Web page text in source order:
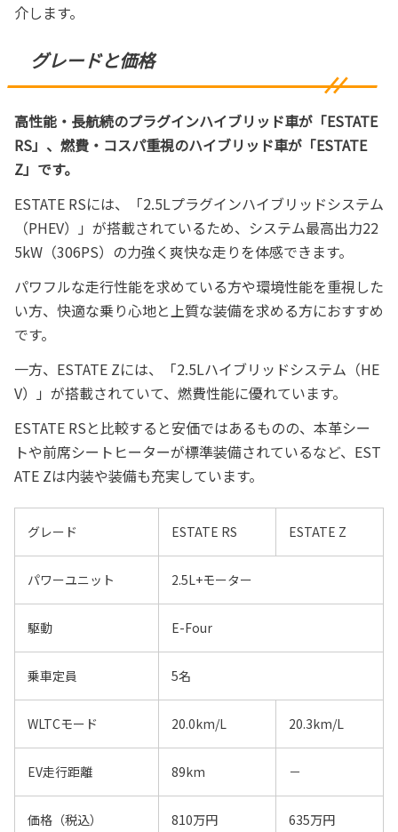
介します。
グレードと価格
高性能・長航続のプラグインハイブリッド車が「ESTATE
RS」、燃費・コスパ重視のハイブリッド車が「ESTATE
Z」です。
ESTATE RSには、「2.5Lプラグインハイブリッドシステム
（PHEV）」が搭載されているため、システム最高出力22
5kW（306PS）の力強く爽快な走りを体感できます。
パワフルな走行性能を求めている方や環境性能を重視した
い方、快適な乗り心地と上質な装備を求める方におすすめ
です。
一方、ESTATE Zには、「2.5Lハイブリッドシステム（HE
V）」が搭載されていて、燃費性能に優れています。
ESTATE RSと比較すると安価ではあるものの、本革シー
トや前席シートヒーターが標準装備されているなど、EST
ATE Zは内装や装備も充実しています。
グレード ESTATE RS ESTATE Z
パワーユニット 2.5L+モーター
駆動 E-Four
乗車定員 5名
WLTCモード 20.0km/L 20.3km/L
EV走行距離 89km －
価格（税込） 810万円 635万円